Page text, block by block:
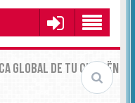
GLOBAL DE TU CITROËN